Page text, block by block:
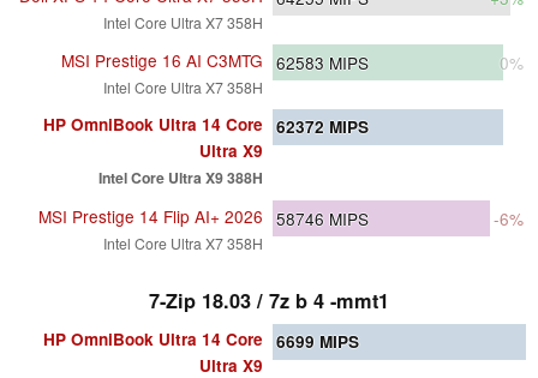
Intel Core Ultra X7 358H
MSI Prestige 16 AI C3MTG
Intel Core Ultra X7 358H
62583 MIPS 0%
HP OmniBook Ultra 14 Core
Ultra X9
Intel Core Ultra X9 388H
62372 MIPS
MSI Prestige 14 Flip AI+ 2026
Intel Core Ultra X7 358H
58746 MIPS -6%
7-Zip 18.03 / 7z b 4 -mmt1
HP OmniBook Ultra 14 Core
Ultra X9
6699 MIPS